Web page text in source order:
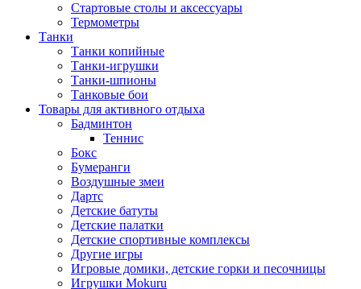
Стартовые столы и аксессуары
Термометры
Танки
Танки копийные
Танки-игрушки
Танки-шпионы
Танковые бои
Товары для активного отдыха
Бадминтон
Теннис
Бокс
Бумеранги
Воздушные змеи
Дартс
Детские батуты
Детские палатки
Детские спортивные комплексы
Другие игры
Игровые домики, детские горки и песочницы
Игрушки Mokuru